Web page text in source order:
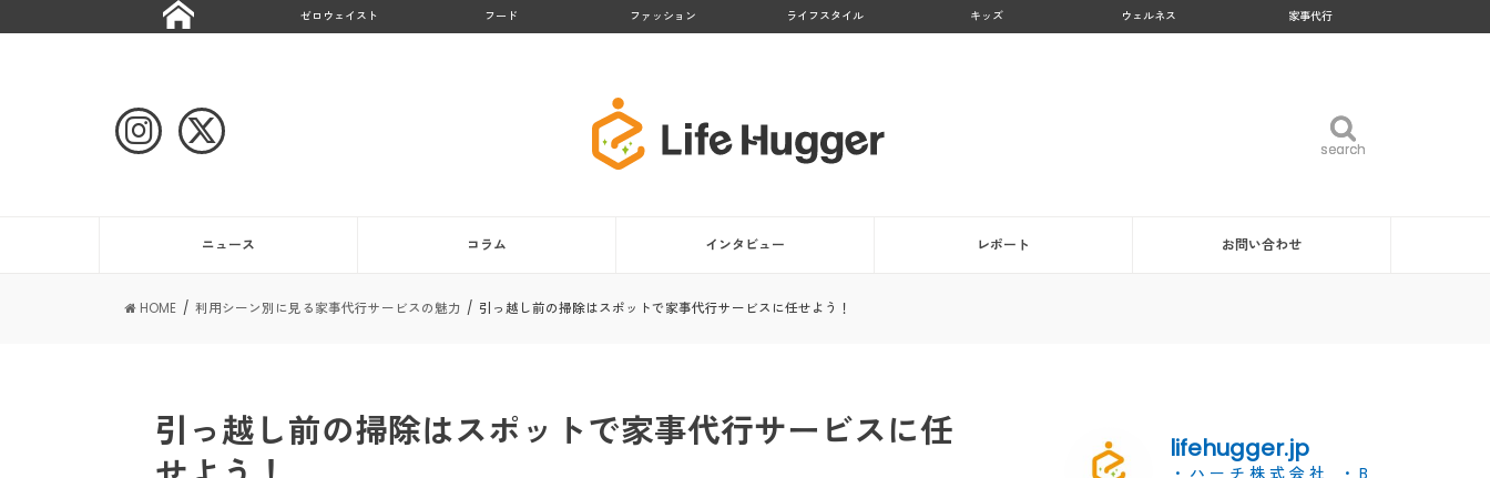
ゼロウェイスト フード ファッション ライフスタイル キッズ ウェルネス 家事代行
search
search
ニュース コラム インタビュー レポート お問い合わせ
HOME 利用シーン別に見る家事代行サービスの魅力 引っ越し前の掃除はスポットで家事代行サービスに任せよう！
引っ越し前の掃除はスポットで家事代行サービスに任
lifehugger.jp
・ハーチ株式会社
・B